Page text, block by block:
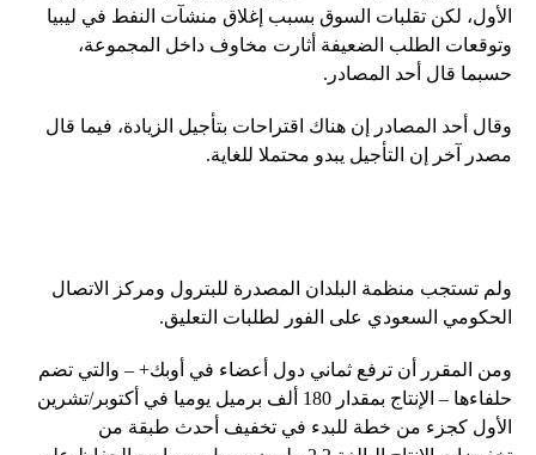
الأول، لكن تقلبات السوق بسبب إغلاق منشآت النفط في ليبيا
وتوقعات الطلب الضعيفة أثارت مخاوف داخل المجموعة،
حسبما قال أحد المصادر.
وقال أحد المصادر إن هناك اقتراحات بتأجيل الزيادة، فيما قال
مصدر آخر إن التأجيل يبدو محتملا للغاية.
ولم تستجب منظمة البلدان المصدرة للبترول ومركز الاتصال
الحكومي السعودي على الفور لطلبات التعليق.
ومن المقرر أن ترفع ثماني دول أعضاء في أوبك+ – والتي تضم
حلفاءها – الإنتاج بمقدار 180 ألف برميل يوميا في أكتوبر/تشرين
الأول كجزء من خطة للبدء في تخفيف أحدث طبقة من